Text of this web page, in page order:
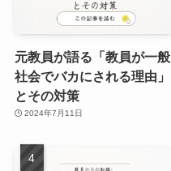
元教員が語る「教員が一般
社会でバカにされる理由」
とその対策
2024年7月11日